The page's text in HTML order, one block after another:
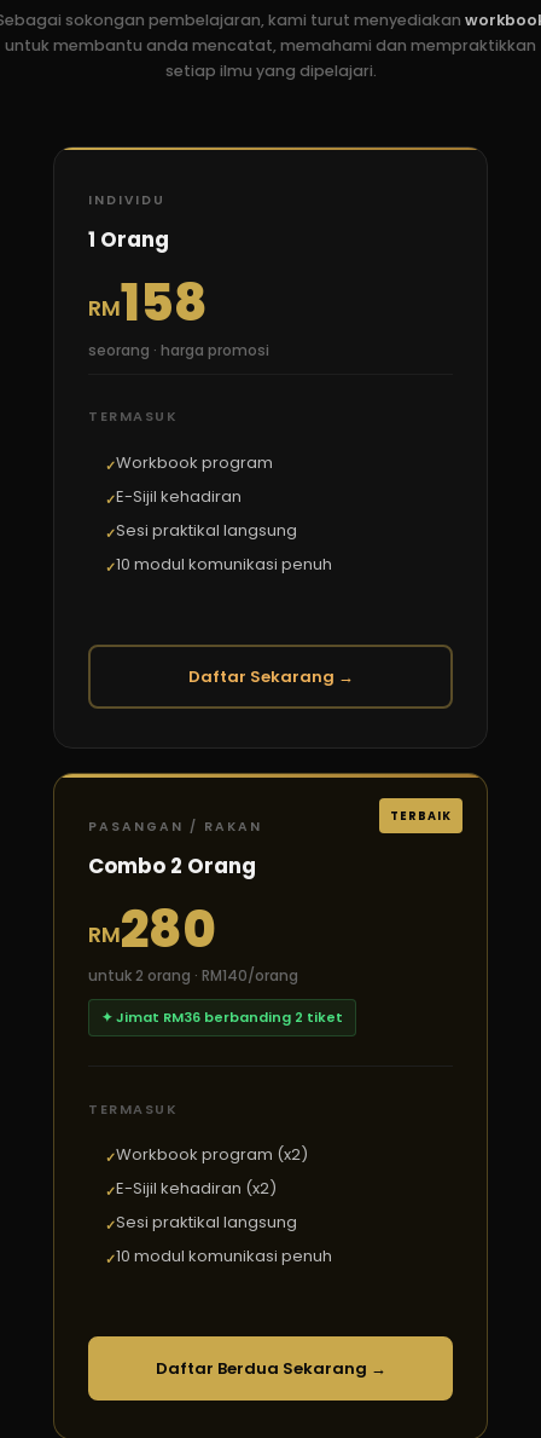
sokongan pembelajaran, kami turut menyediakan
untuk membantu anda mencatat, memahami dan mempraktikkan
setiap ilmu yang dipelajari.
INDIVIDU
1 Orang
RM158
seorang · harga promosi
TERMASUK
Workbook program
E-Sijil kehadiran
Sesi praktikal langsung
10 modul komunikasi penuh
Daftar Sekarang →
TERBAIK
PASANGAN / RAKAN
Combo 2 Orang
RM280
untuk 2 orang · RM140/orang
✦ Jimat RM36 berbanding 2 tiket
TERMASUK
Workbook program (x2)
E-Sijil kehadiran (x2)
Sesi praktikal langsung
10 modul komunikasi penuh
Daftar Berdua Sekarang →